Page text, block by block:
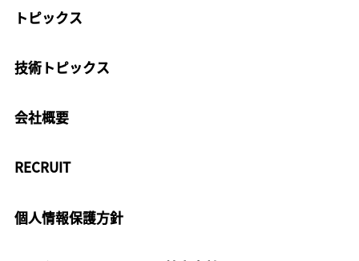
トピックス
技術トピックス
会社概要
RECRUIT
個人情報保護方針